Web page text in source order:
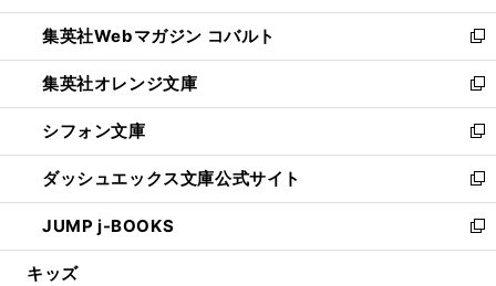
開
く
ウ
で
開
く
ン
ド
ウ
で
開
く
ウ
ィ
ン
ド
ウ
で
開
く
集英社Webマガジン コバルト
新
し
い
ウ
ィ
ン
ド
ウ
で
開
集英社オレンジ文庫
新
し
い
ウ
ィ
ン
ド
ウ
シフォン文庫
新
し
い
ウ
ィ
ン
ダッシュエックス文庫公式サイト
新
し
い
ウ
JUMP j-BOOKS
新
し
キッズ